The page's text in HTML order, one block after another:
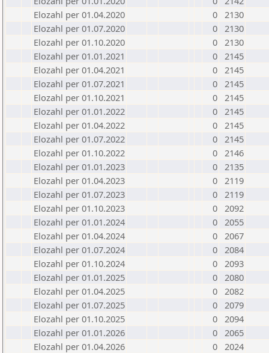
Elozahl per 01.04.2020
0 2130
Elozahl per 01.07.2020
0 2130
Elozahl per 01.10.2020
0 2130
Elozahl per 01.01.2021
0 2145
Elozahl per 01.04.2021
0 2145
Elozahl per 01.07.2021
0 2145
Elozahl per 01.10.2021
0 2145
Elozahl per 01.01.2022
0 2145
Elozahl per 01.04.2022
0 2145
Elozahl per 01.07.2022
0 2145
Elozahl per 01.10.2022
0 2146
Elozahl per 01.01.2023
0 2135
Elozahl per 01.04.2023
0 2119
Elozahl per 01.07.2023
0 2119
Elozahl per 01.10.2023
0 2092
Elozahl per 01.01.2024
0 2055
Elozahl per 01.04.2024
0 2067
Elozahl per 01.07.2024
0 2084
Elozahl per 01.10.2024
0 2093
Elozahl per 01.01.2025
0 2080
Elozahl per 01.04.2025
0 2082
Elozahl per 01.07.2025
0 2079
Elozahl per 01.10.2025
0 2094
Elozahl per 01.01.2026
0 2065
Elozahl per 01.04.2026
0 2024